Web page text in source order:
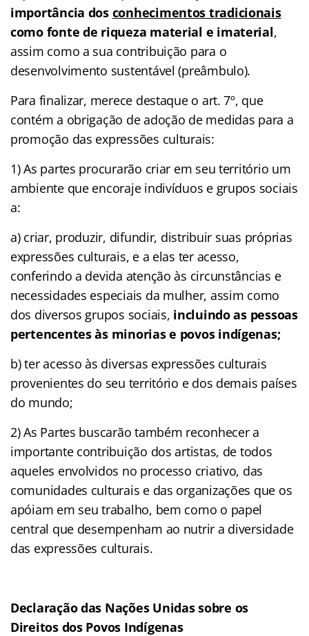
importância dos conhecimentos tradicionais
como fonte de riqueza material e imaterial,
assim como a sua contribuição para o
desenvolvimento sustentável (preâmbulo).
Para finalizar, merece destaque o art. 7º, que
contém a obrigação de adoção de medidas para a
promoção das expressões culturais:
1) As partes procurarão criar em seu território um
ambiente que encoraje indivíduos e grupos sociais
a:
a) criar, produzir, difundir, distribuir suas próprias
expressões culturais, e a elas ter acesso,
conferindo a devida atenção às circunstâncias e
necessidades especiais da mulher, assim como
dos diversos grupos sociais, incluindo as pessoas
pertencentes às minorias e povos indígenas;
b) ter acesso às diversas expressões culturais
provenientes do seu território e dos demais países
do mundo;
2) As Partes buscarão também reconhecer a
importante contribuição dos artistas, de todos
aqueles envolvidos no processo criativo, das
comunidades culturais e das organizações que os
apóiam em seu trabalho, bem como o papel
central que desempenham ao nutrir a diversidade
das expressões culturais.
Declaração das Nações Unidas sobre os
Direitos dos Povos Indígenas